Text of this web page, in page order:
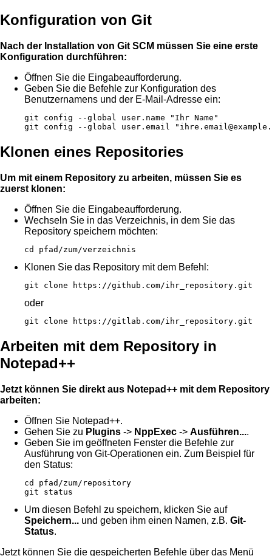
Konfiguration von Git
Nach der Installation von Git SCM müssen Sie eine erste
Konfiguration durchführen:
Öffnen Sie die Eingabeaufforderung.
Geben Sie die Befehle zur Konfiguration des
Benutzernamens und der E-Mail-Adresse ein:
git config --global user.name "Ihr Name"
git config --global user.email
Klonen eines Repositories
Um mit einem Repository zu arbeiten, müssen Sie es
zuerst klonen:
Öffnen Sie die Eingabeaufforderung.
Wechseln Sie in das Verzeichnis, in dem Sie das
Repository speichern möchten:
cd pfad/zum/verzeichnis
Klonen Sie das Repository mit dem Befehl:
git clone https://github.com/ihr_repository.git
oder
git clone https://gitlab.com/ihr_repository.git
Arbeiten mit dem Repository in
Notepad++
Jetzt können Sie direkt aus Notepad++ mit dem Repository
arbeiten:
Öffnen Sie Notepad++.
Gehen Sie zu Plugins -> NppExec -> Ausführen....
Geben Sie im geöffneten Fenster die Befehle zur
Ausführung von Git-Operationen ein. Zum Beispiel für
den Status:
cd pfad/zum/repository
git status
Um diesen Befehl zu speichern, klicken Sie auf
Speichern... und geben ihm einen Namen, z.B. Git-
Status.
Jetzt können Sie die gespeicherten Befehle über das Menü